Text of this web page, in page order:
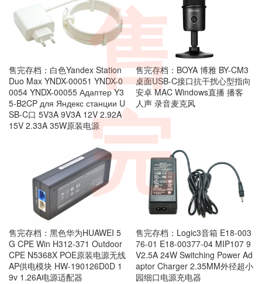
售完存档：白色Yandex Station
Duo Max YNDX-00051 YNDX-0
0054 YNDX-00055 Адаптер Y3
5-B2CP для Яндекс станции U
SB-C口 5V3A 9V3A 12V 2.92A
15V 2.33A 35W原装电源
售完存档：BOYA 博雅 BY-CM3
桌面USB-C接口抗干扰心型指向
安卓 MAC Windows直播 播客
人声 录音麦克风
售完存档：黑色华为HUAWEI 5
G CPE Win H312-371 Outdoor
CPE N5368X POE原装电源无线
AP供电模块 HW-190126D0D 1
9v 1.26A电源适配器
售完存档：Logic3音箱 E18-003
76-01 E18-00377-04 MIP107 9
V2.5A 24W Switching Power Ad
aptor Charger 2.35MM外径超小
园细口电源充电器
售
完